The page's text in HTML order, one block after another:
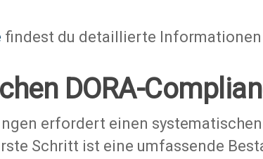
findest du detaillierte Informationen
DORA-
erfordert einen
Schritt ist eine umfassende